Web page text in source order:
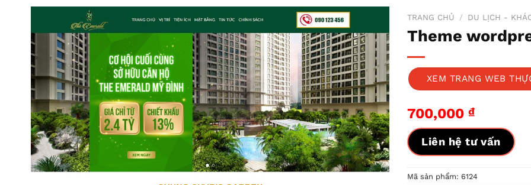
TRANG CHỦ / DU LỊCH -
Theme
XEM TRANG WEB
700,000 ₫
Liên hệ tư vấn
Mã sản phẩm: 6124